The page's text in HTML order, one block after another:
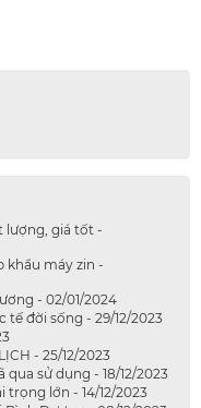
lượng, giá tốt -
khẩu máy zin -
- 02/01/2024
đời sống - 29/12/2023
- 25/12/2023
qua sử dụng - 18/12/2023
trọng lớn - 14/12/2023